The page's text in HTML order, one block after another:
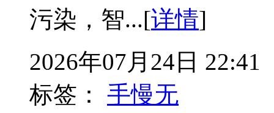
污染，智...[详情]
2026年07月24日 22:41
标签：
手慢无